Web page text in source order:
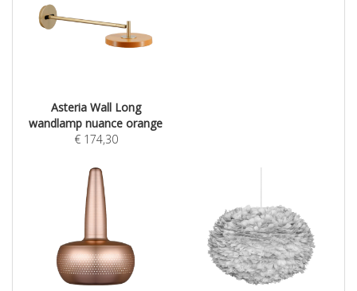
Asteria Wall Long
wandlamp nuance orange
€ 174,30